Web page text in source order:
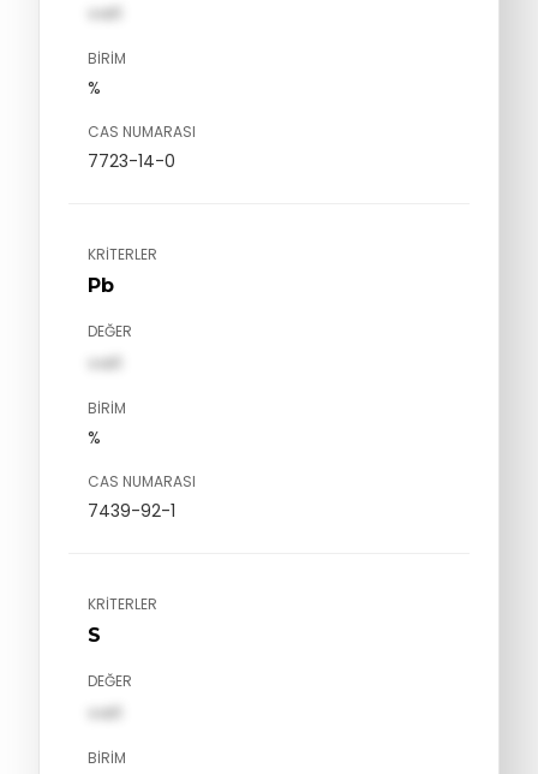
val1
BIRIM
%
CAS NUMARASI
7723-14-0
KRITERLER
Pb
DEĞER
val1
BIRIM
%
CAS NUMARASI
7439-92-1
KRITERLER
S
DEĞER
val1
BIRIM